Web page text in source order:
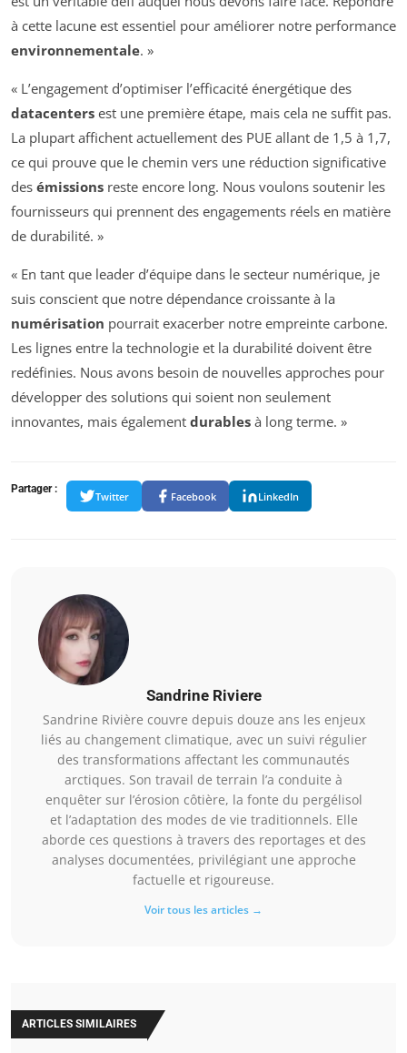
à cette lacune est essentiel pour améliorer notre performance
environnementale. »
« L’engagement d’optimiser l’efficacité énergétique des
datacenters est une première étape, mais cela ne suffit pas.
La plupart affichent actuellement des PUE allant de 1,5 à 1,7,
ce qui prouve que le chemin vers une réduction significative
des émissions reste encore long. Nous voulons soutenir les
fournisseurs qui prennent des engagements réels en matière
de durabilité. »
« En tant que leader d’équipe dans le secteur numérique, je
suis conscient que notre dépendance croissante à la
numérisation pourrait exacerber notre empreinte carbone.
Les lignes entre la technologie et la durabilité doivent être
redéfinies. Nous avons besoin de nouvelles approches pour
développer des solutions qui soient non seulement
innovantes, mais également durables à long terme. »
Partager :
Twitter Facebook LinkedIn
Sandrine Riviere
Sandrine Rivière couvre depuis douze ans les enjeux
liés au changement climatique, avec un suivi régulier
des transformations affectant les communautés
arctiques. Son travail de terrain l’a conduite à
enquêter sur l’érosion côtière, la fonte du pergélisol
et l’adaptation des modes de vie traditionnels. Elle
aborde ces questions à travers des reportages et des
analyses documentées, privilégiant une approche
factuelle et rigoureuse.
Voir tous les articles →
ARTICLES SIMILAIRES